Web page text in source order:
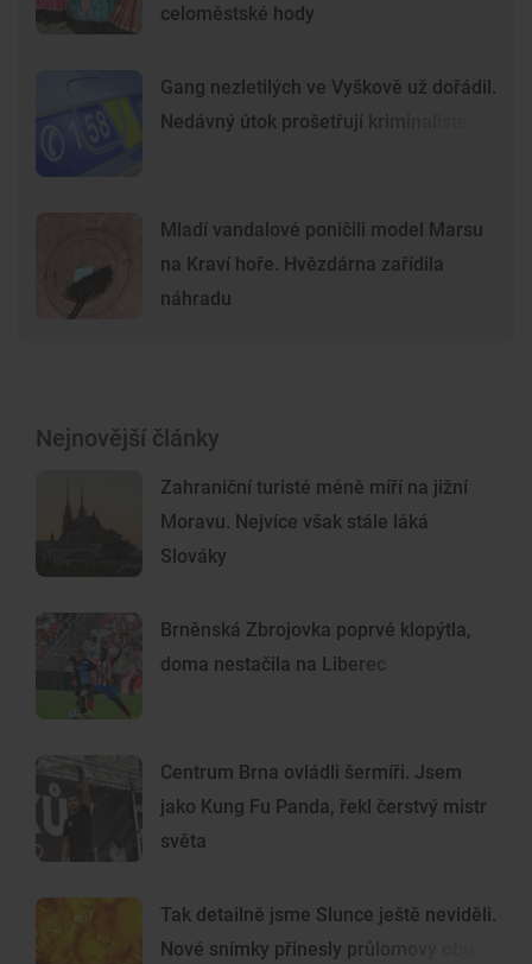
celoměstské hody
Gang nezletilých ve Vyškově už dořádil.
Nedávný útok prošetřují kriminalisté
Mladí vandalové poničili model Marsu
na Kraví hoře. Hvězdárna zařídila
náhradu
Nejnovější články
Zahraniční turisté méně míří na jižní
Moravu. Nejvíce však stále láká
Slováky
Brněnská Zbrojovka poprvé klopýtla,
doma nestačila na Liberec
Centrum Brna ovládli šermíři. Jsem
jako Kung Fu Panda, řekl čerstvý mistr
světa
Tak detailně jsme Slunce ještě neviděli.
Nové snímky přinesly průlomový objev